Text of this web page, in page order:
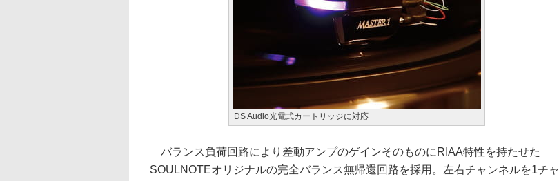
DS Audio光電式カートリッジに対応
バランス負荷回路により差動アンプのゲインそのものにRIAA特性を持たせた
SOULNOTEオリジナルの完全バランス無帰還回路を採用。左右チャンネルを1チャ